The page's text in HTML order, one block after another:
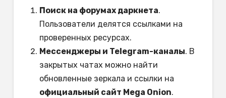
Поиск на форумах даркнета.
Пользователи делятся ссылками на
проверенных ресурсах.
Мессенджеры и Telegram-каналы. В
закрытых чатах можно найти
обновленные зеркала и ссылки на
официальный сайт Mega Onion.